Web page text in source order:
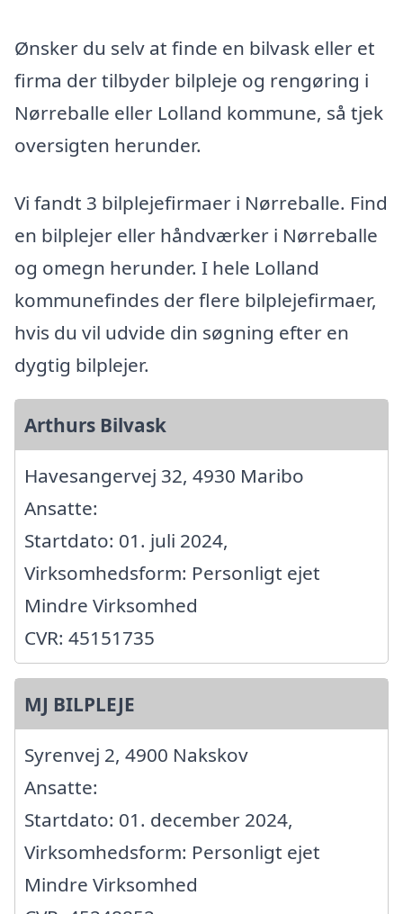
Ønsker du selv at finde en bilvask eller et
firma der tilbyder bilpleje og rengøring i
Nørreballe eller Lolland kommune, så tjek
oversigten herunder.
Vi fandt 3 bilplejefirmaer i Nørreballe. Find
en bilplejer eller håndværker i Nørreballe
og omegn herunder. I hele Lolland
kommunefindes der flere bilplejefirmaer,
hvis du vil udvide din søgning efter en
dygtig bilplejer.
Arthurs Bilvask
Havesangervej 32, 4930 Maribo
Ansatte:
Startdato: 01. juli 2024,
Virksomhedsform: Personligt ejet
Mindre Virksomhed
CVR: 45151735
MJ BILPLEJE
Syrenvej 2, 4900 Nakskov
Ansatte:
Startdato: 01. december 2024,
Virksomhedsform: Personligt ejet
Mindre Virksomhed